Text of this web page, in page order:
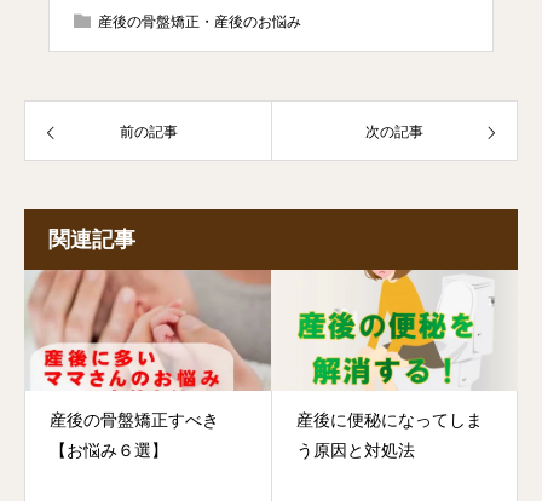
産後の骨盤矯正・産後のお悩み
前の記事 次の記事
関連記事
産後の骨盤矯正すべき
【お悩み６選】
産後に便秘になってしま
う原因と対処法